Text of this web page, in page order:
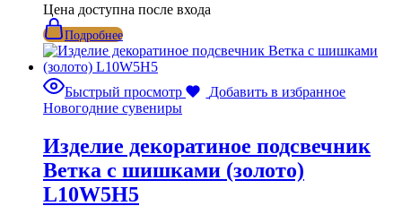
Цена доступна после входа
Подробнее
Быстрый просмотр
Добавить в избранное
Новогодние сувениры
Изделие декоратиное подсвечник
Ветка с шишками (золото)
L10W5H5